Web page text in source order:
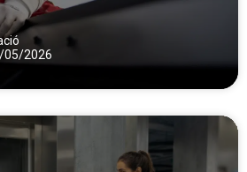
05/2026